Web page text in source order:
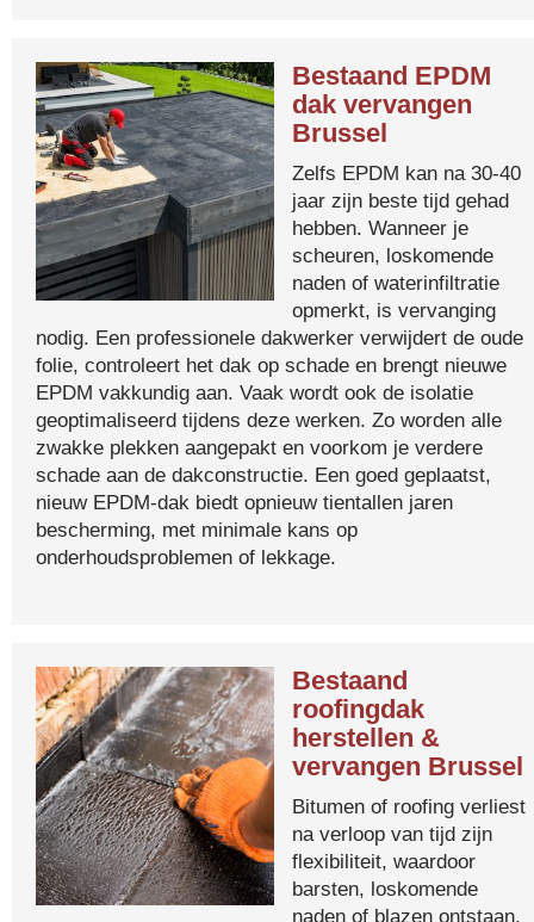
Bestaand EPDM
dak vervangen
Brussel
Zelfs EPDM kan na 30-40
jaar zijn beste tijd gehad
hebben. Wanneer je
scheuren, loskomende
naden of waterinfiltratie
opmerkt, is vervanging
nodig. Een professionele dakwerker verwijdert de oude
folie, controleert het dak op schade en brengt nieuwe
EPDM vakkundig aan. Vaak wordt ook de isolatie
geoptimaliseerd tijdens deze werken. Zo worden alle
zwakke plekken aangepakt en voorkom je verdere
schade aan de dakconstructie. Een goed geplaatst,
nieuw EPDM-dak biedt opnieuw tientallen jaren
bescherming, met minimale kans op
onderhoudsproblemen of lekkage.
Bestaand
roofingdak
herstellen &
vervangen Brussel
Bitumen of roofing verliest
na verloop van tijd zijn
flexibiliteit, waardoor
barsten, loskomende
naden of blazen ontstaan.